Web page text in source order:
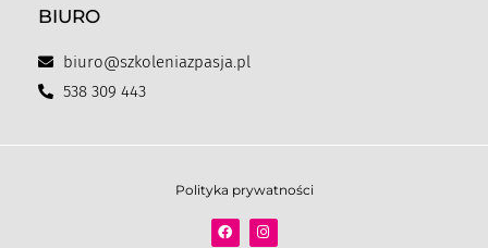
BIURO
biuro@szkoleniazpasja.pl
538 309 443
Polityka prywatności